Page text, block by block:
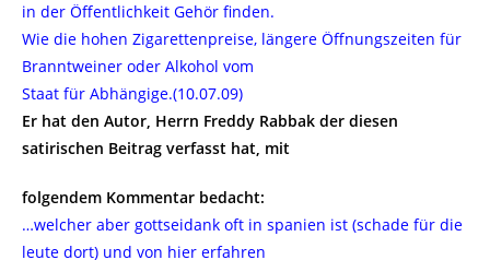
in der Öffentlichkeit Gehör finden.
Wie die hohen Zigarettenpreise, längere Öffnungszeiten für
Branntweiner oder Alkohol vom
Staat für Abhängige.(10.07.09)
Er hat den Autor, Herrn Freddy Rabbak der diesen
satirischen Beitrag verfasst hat, mit
folgendem Kommentar bedacht:
…welcher aber gottseidank oft in spanien ist (schade für die
leute dort) und von hier erfahren